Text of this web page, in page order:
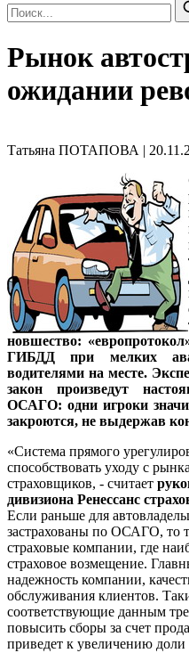
Рынок
ожидании
Татьяна ПОТАПОВА |
новшество:
ГИБДД при мелких
водителями на месте.
закон произведут
ОСАГО: одни игроки
закроются, не выдержав
«Система прямого
способствовать уходу с
страховщиков, - считает
дивизиона Ренессанс
Если раньше для
застрахованы по ОСАГО, то
страховые компании, где
страховое возмещение.
надежность компании,
обслуживания клиентов.
соответствующие данным
повысить сборы за счет
приведет к увеличению